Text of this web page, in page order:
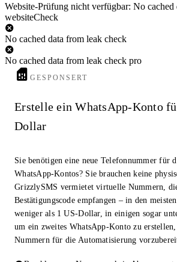
Website-Prüfung nicht verfügbar: No cached
websiteCheck
No cached data from leak check
No cached data from leak check pro
GESPONSERT
Erstelle ein WhatsApp-Konto
Dollar
Sie benötigen eine neue Telefonnummer für
WhatsApp-Kontos? Sie brauchen keine
GrizzlySMS vermietet virtuelle Nummern,
Bestätigungscode empfangen – in den
weniger als 1 US-Dollar, in einigen sogar
um ein zweites WhatsApp-Konto zu
Nummern für die Automatisierung